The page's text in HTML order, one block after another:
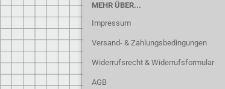
MEHR ÜBER...
Impressum
Versand- & Zahlungsbedingungen
Widerrufsrecht & Widerrufsformular
AGB